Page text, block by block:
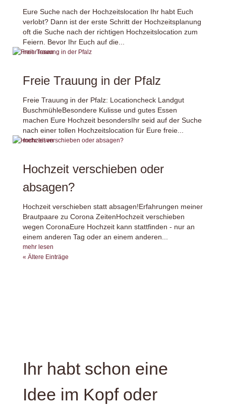
Eure Suche nach der Hochzeitslocation Ihr habt Euch
verlobt? Dann ist der erste Schritt der Hochzeitsplanung
oft die Suche nach der richtigen Hochzeitslocation zum
Feiern. Bevor Ihr Euch auf die...
mehr lesen
Freie Trauung in der Pfalz
Freie Trauung in der Pfalz: Locationcheck Landgut
BuschmühleBesondere Kulisse und gutes Essen
machen Eure Hochzeit besondersIhr seid auf der Suche
nach einer tollen Hochzeitslocation für Eure freie...
mehr lesen
Hochzeit verschieben oder
absagen?
Hochzeit verschieben statt absagen!Erfahrungen meiner
Brautpaare zu Corona ZeitenHochzeit verschieben
wegen CoronaEure Hochzeit kann stattfinden - nur an
einem anderen Tag oder an einem anderen...
mehr lesen
« Ältere Einträge
Ihr habt schon eine
Idee im Kopf oder